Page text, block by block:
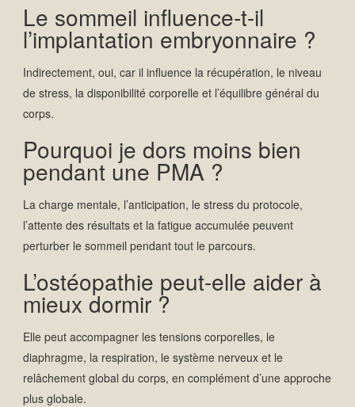
Le sommeil influence-t-il
l’implantation embryonnaire ?
Indirectement, oui, car il influence la récupération, le niveau
de stress, la disponibilité corporelle et l’équilibre général du
corps.
Pourquoi je dors moins bien
pendant une PMA ?
La charge mentale, l’anticipation, le stress du protocole,
l’attente des résultats et la fatigue accumulée peuvent
perturber le sommeil pendant tout le parcours.
L’ostéopathie peut-elle aider à
mieux dormir ?
Elle peut accompagner les tensions corporelles, le
diaphragme, la respiration, le système nerveux et le
relâchement global du corps, en complément d’une approche
plus globale.